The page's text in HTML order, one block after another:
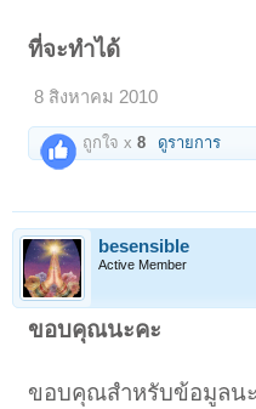
ที่จะทำได้
8 สิงหาคม 2010
ถูกใจ x8 ดูรายการ
besensible
Active Member
ขอบคุณนะคะ
ขอบคุณสำหรับข้อมูลน